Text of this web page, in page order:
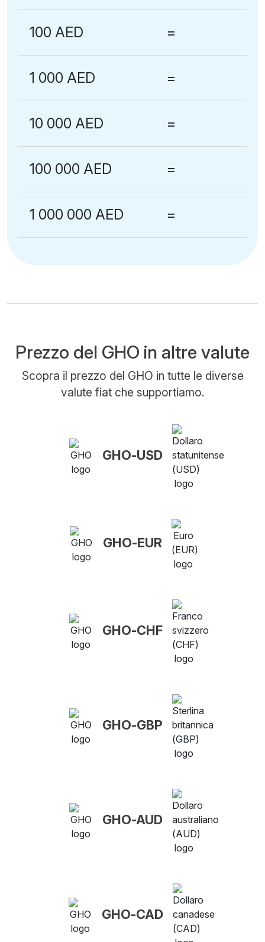
100 AED =
1 000 AED =
10 000 AED =
100 000 AED =
1 000 000 AED =
Prezzo del GHO in altre valute
Scopra il prezzo del GHO in tutte le diverse
valute fiat che supportiamo.
GHO-USD
GHO-EUR
GHO-CHF
GHO-GBP
GHO-AUD
GHO-CAD